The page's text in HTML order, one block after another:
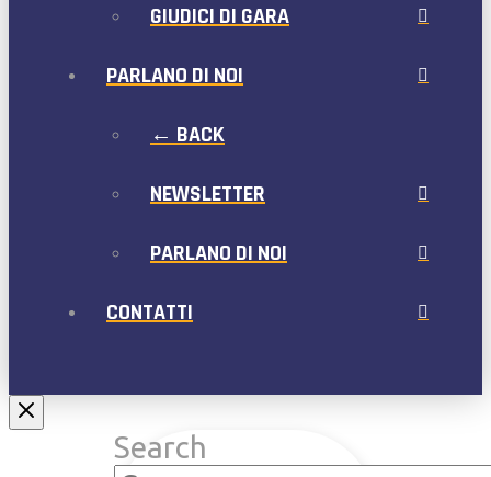
GIUDICI DI GARA
PARLANO DI NOI
← BACK
NEWSLETTER
PARLANO DI NOI
CONTATTI
Search